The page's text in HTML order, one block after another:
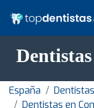
España
Dentistas en